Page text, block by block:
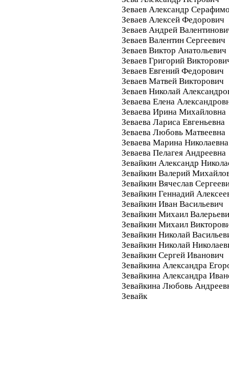
Зеваев Александр
Зеваев Алексей Федорович
Зеваев Андрей
Зеваев Валентин Сергеевич
Зеваев Виктор Анатольевич
Зеваев Григорий
Зеваев Евгений Федорович
Зеваев Матвей Викторович
Зеваев Николай
Зеваева Елена
Зеваева Ирина Михайловна
Зеваева Лариса Евгеньевна
Зеваева Любовь Матвеевна
Зеваева Марина Николаевна
Зеваева Пелагея Андреевна
Зевайкин Александр
Зевайкин Валерий
Зевайкин Вячеслав
Зевайкин Геннадий
Зевайкин Иван Васильевич
Зевайкин Михаил
Зевайкин Михаил
Зевайкин Николай
Зевайкин Николай
Зевайкин Сергей Иванович
Зевайкина Александра
Зевайкина Александра
Зевайкина Любовь
Зевайк